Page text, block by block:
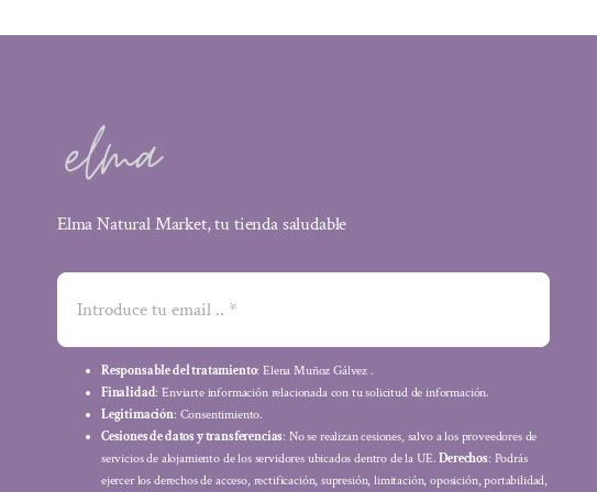
Elma Natural Market, tu tienda saludable
Responsable del tratamiento: Elena Muñoz Gálvez .
Finalidad: Enviarte información relacionada con tu solicitud de información.
Legitimación: Consentimiento.
Cesiones de datos y transferencias: No se realizan cesiones, salvo a los proveedores de
servicios de alojamiento de los servidores ubicados dentro de la UE.Derechos: Podrás
ejercer los derechos de acceso, rectificación, supresión, limitación, oposición, portabilidad,